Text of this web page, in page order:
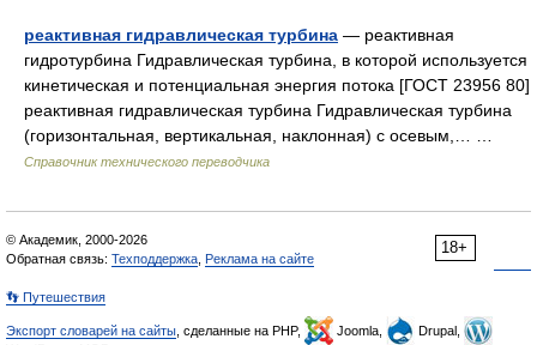
реактивная гидравлическая турбина — реактивная
гидротурбина Гидравлическая турбина, в которой используется
кинетическая и потенциальная энергия потока [ГОСТ 23956 80]
реактивная гидравлическая турбина Гидравлическая турбина
(горизонтальная, вертикальная, наклонная) с осевым,… …
Справочник технического переводчика
18+
© Академик, 2000-2026
Обратная связь: Техподдержка Реклама на сайте
👣 Путешествия
Экспорт словарей на сайты , сделанные на PHP, Joomla,
Drupal,